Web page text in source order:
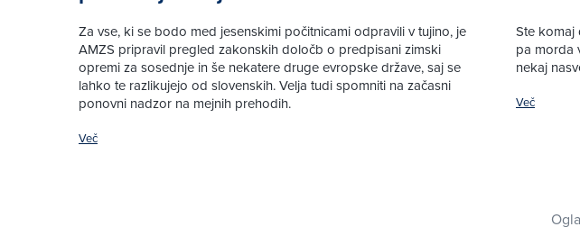
Za vse, ki se bodo med jesenskimi počitnicami odpravili v tujino, je
AMZS pripravil pregled zakonskih določb o predpisani zimski
opremi za sosednje in še nekatere druge evropske države, saj se
lahko te razlikujejo od slovenskih. Velja tudi spomniti na začasni
ponovni nadzor na mejnih prehodih.
Več
Ste komaj
pa morda
nekaj
Več